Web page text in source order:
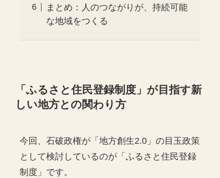
まとめ：人のつながりが、持続可能
な地域をつくる
「ふるさと住民登録制度」が目指す新
しい地方との関わり方
今回、石破政権が「地方創生2.0」の目玉政策
として検討しているのが「ふるさと住民登録
制度」です。